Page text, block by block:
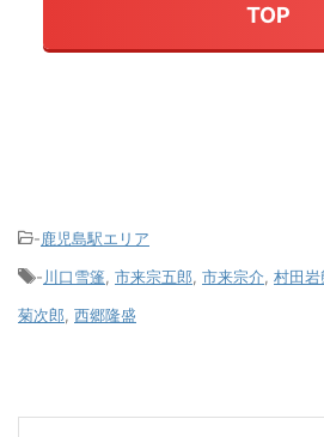
TOP
-鹿児島駅エリア
-川口雪篷 市来宗五郎 市来宗介 村田岩
菊次郎 西郷隆盛